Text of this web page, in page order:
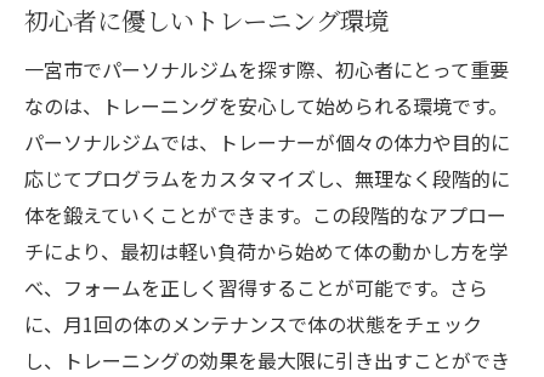
初心者に優しいトレーニング環境
一宮市でパーソナルジムを探す際、初心者にとって重要
なのは、トレーニングを安心して始められる環境です。
パーソナルジムでは、トレーナーが個々の体力や目的に
応じてプログラムをカスタマイズし、無理なく段階的に
体を鍛えていくことができます。この段階的なアプロー
チにより、最初は軽い負荷から始めて体の動かし方を学
べ、フォームを正しく習得することが可能です。さら
に、月1回の体のメンテナンスで体の状態をチェック
し、トレーニングの効果を最大限に引き出すことができ